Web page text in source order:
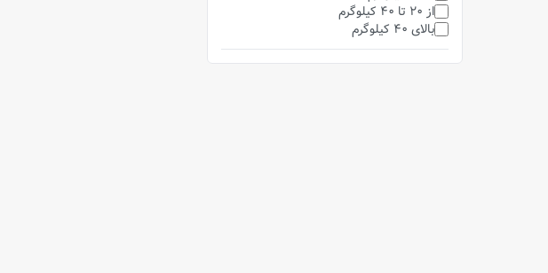
از 20 تا 40 کیلوگرم
بالای 40 کیلوگرم